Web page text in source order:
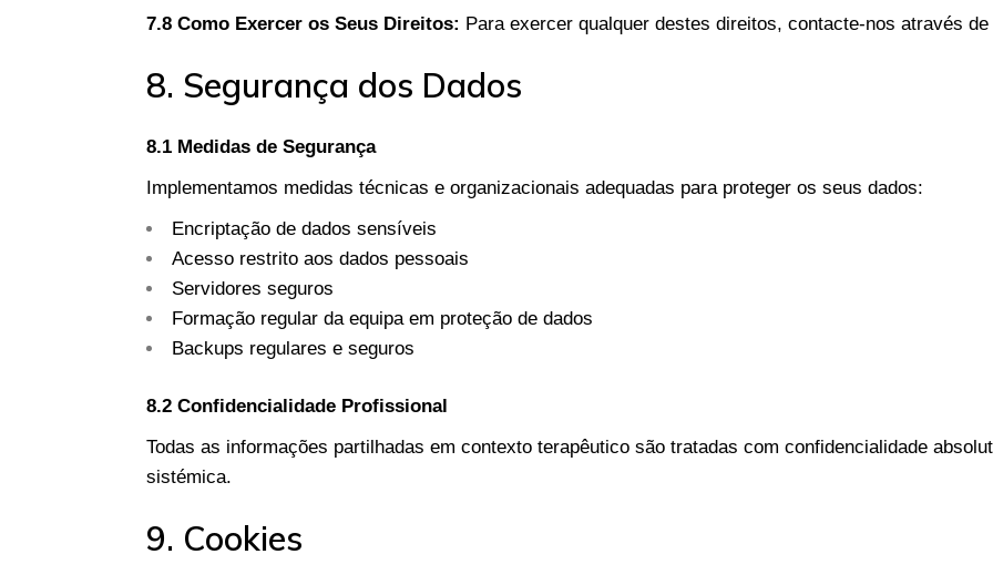
7.8 Como Exercer os Seus Direitos: Para exercer qualquer destes direitos, contacte-nos através
8. Segurança dos Dados
8.1 Medidas de Segurança
Implementamos medidas técnicas e organizacionais adequadas para proteger os seus dados:
Encriptação de dados sensíveis
Acesso restrito aos dados pessoais
Servidores seguros
Formação regular da equipa em proteção de dados
Backups regulares e seguros
8.2 Confidencialidade Profissional
Todas as informações partilhadas em contexto terapêutico são tratadas com confidencialidade
sistémica.
9. Cookies